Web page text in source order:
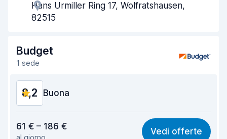
Rapidità del ritiro
Pulizia del veicolo 8,5
Condizioni dell'auto
Hans Urmiller Ring 17, Wolfratshausen,
82515
Budget
1 sede
8,2 Buona
7,8
61 € – 186 € Vedi offerte